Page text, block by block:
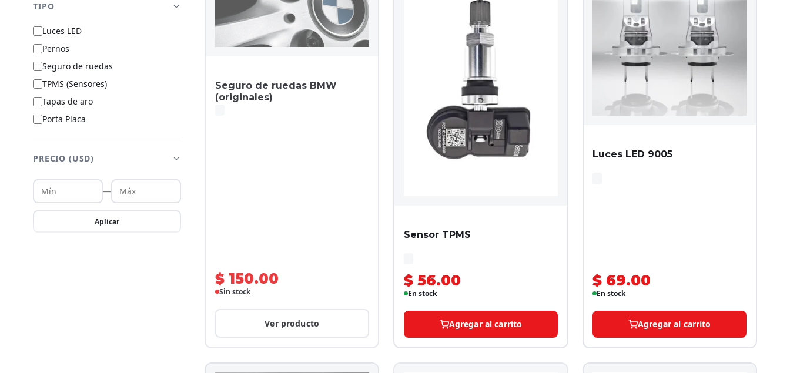
TIPO
Luces LED
Pernos
Seguro de ruedas
TPMS (Sensores)
Tapas de aro
Porta Placa
PRECIO (USD)
—
Aplicar
Seguro de ruedas BMW
(originales)
$ 150.00
Sin stock
Ver producto
Sensor TPMS
$ 56.00
En stock
Agregar al carrito
Luces LED 9005
$ 69.00
En stock
Agregar al carrito